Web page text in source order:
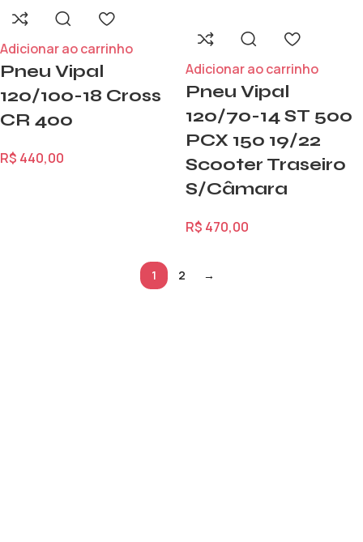
Adicionar ao carrinho
Pneu Vipal
120/100-18 Cross
CR 400
R$ 440,00
Adicionar ao carrinho
Pneu Vipal
120/70-14 ST 500
PCX 150 19/22
Scooter Traseiro
S/Câmara
R$ 470,00
1 2 →